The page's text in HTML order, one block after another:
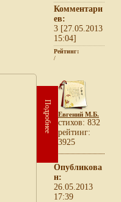
Комментари
ев:
3 [27.05.2013
15:04]
Рейтинг:
/
Подробнее Евгений М.Б.
cтихов: 832
рейтинг:
3925
Опубликова
н:
26.05.2013
17:39